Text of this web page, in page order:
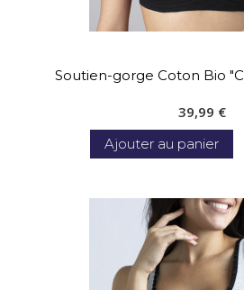
Soutien-gorge Coton Bio
39,99 €
Ajouter au panier